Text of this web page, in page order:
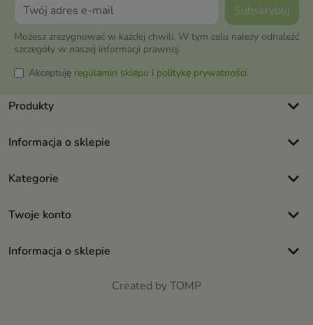
Możesz zrezygnować w każdej chwili. W tym celu należy odnaleźć
szczegóły w naszej informacji prawnej.
Akceptuję regulamin sklepu i politykę prywatności.
Produkty keyboard_arrow_down
Informacja o sklepie keyboard_arrow_down
Kategorie keyboard_arrow_down
Twoje konto keyboard_arrow_down
Informacja o sklepie keyboard_arrow_down
Created by TOMP